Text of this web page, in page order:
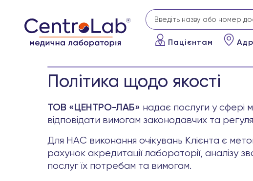
Пацієнтам
Політика щодо якості
ТОВ «ЦЕНТРО-ЛАБ» надає послуги у сфері
відповідати вимогам законодавчих та
Для НАС виконання очікувань Клієнта є
рахунок акредитації лабораторії, аналізу
послуг їх потребам та вимогам.